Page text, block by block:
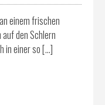
einem frischen
den Schlern
in einer so […]